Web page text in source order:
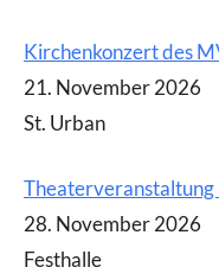
Kirchenkonzert des
21. November 2026
St. Urban
28. November 2026
Festhalle